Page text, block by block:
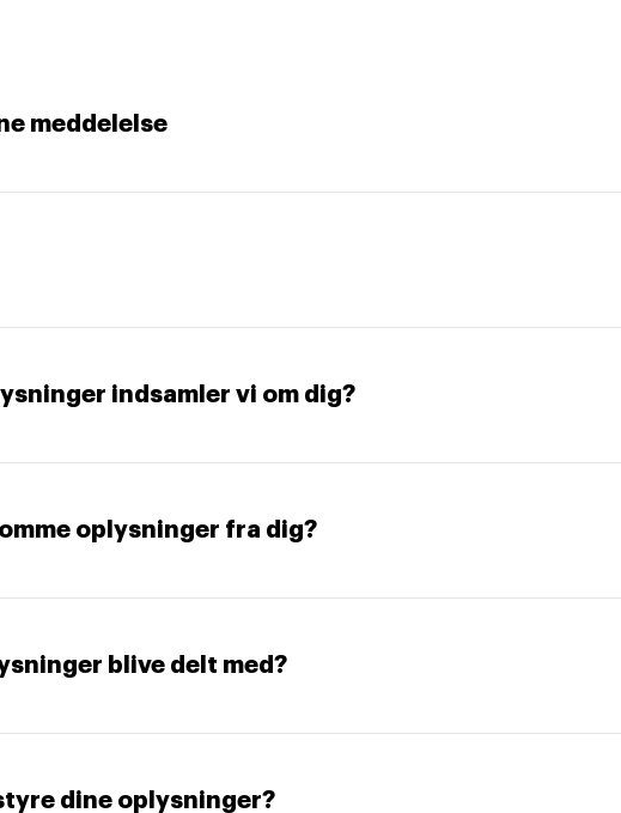
meddelelse
indsamler vi om dig?
oplysninger fra dig?
blive delt med?
dine oplysninger?